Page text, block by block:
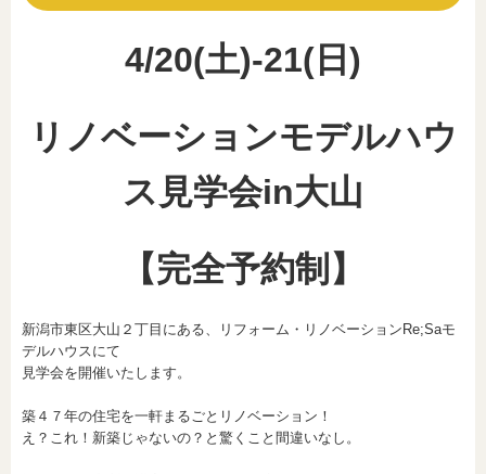
4/20(土)-21(日)
リノベーションモデルハウ
ス見学会in大山
【完全予約制】
新潟市東区大山２丁目にある、リフォーム・リノベーションRe;Saモ
デルハウスにて
見学会を開催いたします。
築４７年の住宅を一軒まるごとリノベーション！
え？これ！新築じゃないの？と驚くこと間違いなし。